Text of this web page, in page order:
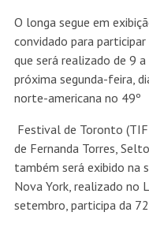
O longa segue em
convidado para
que será realizado de 9 a
próxima segunda-feira ,
norte-americana no 49º
Festival de Toronto
de Fernanda Torres,
também será exibido na
Nova York, realizado no
setembro, participa da